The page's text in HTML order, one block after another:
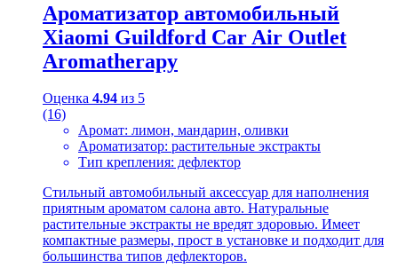
Ароматизатор автомобильный
Xiaomi Guildford Car Air Outlet
Aromatherapy
Оценка 4.94 из 5
(16)
Аромат: лимон, мандарин, оливки
Ароматизатор: растительные экстракты
Тип крепления: дефлектор
Стильный автомобильный аксессуар для наполнения
приятным ароматом салона авто. Натуральные
растительные экстракты не вредят здоровью. Имеет
компактные размеры, прост в установке и подходит для
большинства типов дефлекторов.